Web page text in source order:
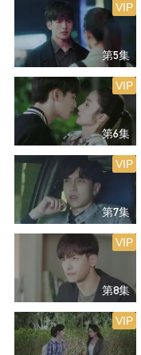
第5集
VIP
第6集
VIP
第7集
VIP
第8集
VIP
VIP